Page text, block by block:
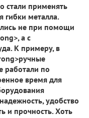
стали применять
гибки металла.
не при помощи
а с
К примеру, в
работали по
время для
удобство
и прочность. Хоть